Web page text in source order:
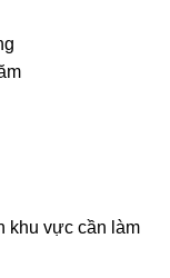
khu vực cần làm